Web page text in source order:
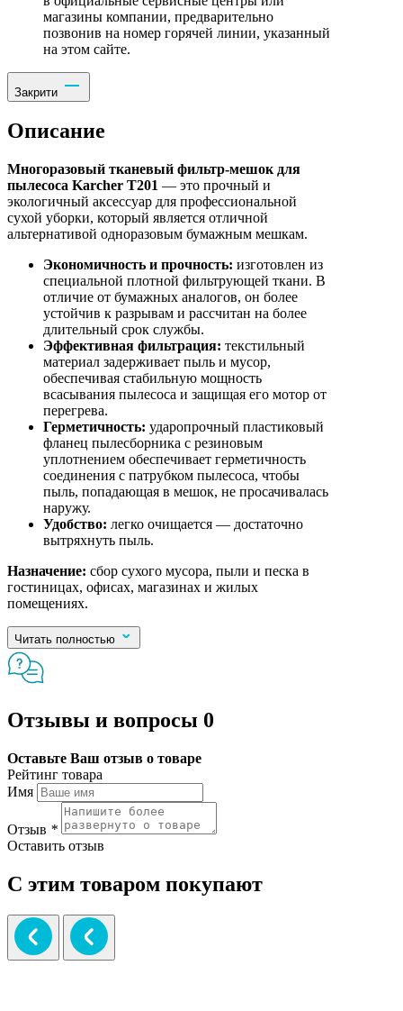
магазины компании, предварительно
позвонив на номер горячей линии, указанный
на этом сайте.
Закрити
Описание
Многоразовый тканевый фильтр-мешок для
пылесоса Karcher T201 — это прочный и
экологичный аксессуар для профессиональной
сухой уборки, который является отличной
альтернативой одноразовым бумажным мешкам.
Экономичность и прочность: изготовлен из
специальной плотной фильтрующей ткани. В
отличие от бумажных аналогов, он более
устойчив к разрывам и рассчитан на более
длительный срок службы.
Эффективная фильтрация: текстильный
материал задерживает пыль и мусор,
обеспечивая стабильную мощность
всасывания пылесоса и защищая его мотор от
перегрева.
Герметичность: ударопрочный пластиковый
фланец пылесборника с резиновым
уплотнением обеспечивает герметичность
соединения с патрубком пылесоса, чтобы
пыль, попадающая в мешок, не просачивалась
наружу.
Удобство: легко очищается — достаточно
вытряхнуть пыль.
Назначение: сбор сухого мусора, пыли и песка в
гостиницах, офисах, магазинах и жилых
помещениях.
Читать полностью
Отзывы и вопросы 0
Оставьте Ваш отзыв о товаре
Рейтинг товара
Имя
Отзыв *
Оставить отзыв
С этим товаром покупают